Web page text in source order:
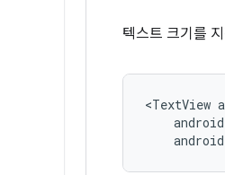
텍스트 크기를
<TextView